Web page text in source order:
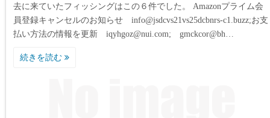
去に来ていたフィッシングはこの６件でした。 Amazonプライム会
員登録キャンセルのお知らせ info@jsdcvs21vs25dcbnrs-c1.buzz;お支
払い方法の情報を更新 iqyhgoz@nui.com; gmckcor@bh…
続きを読む